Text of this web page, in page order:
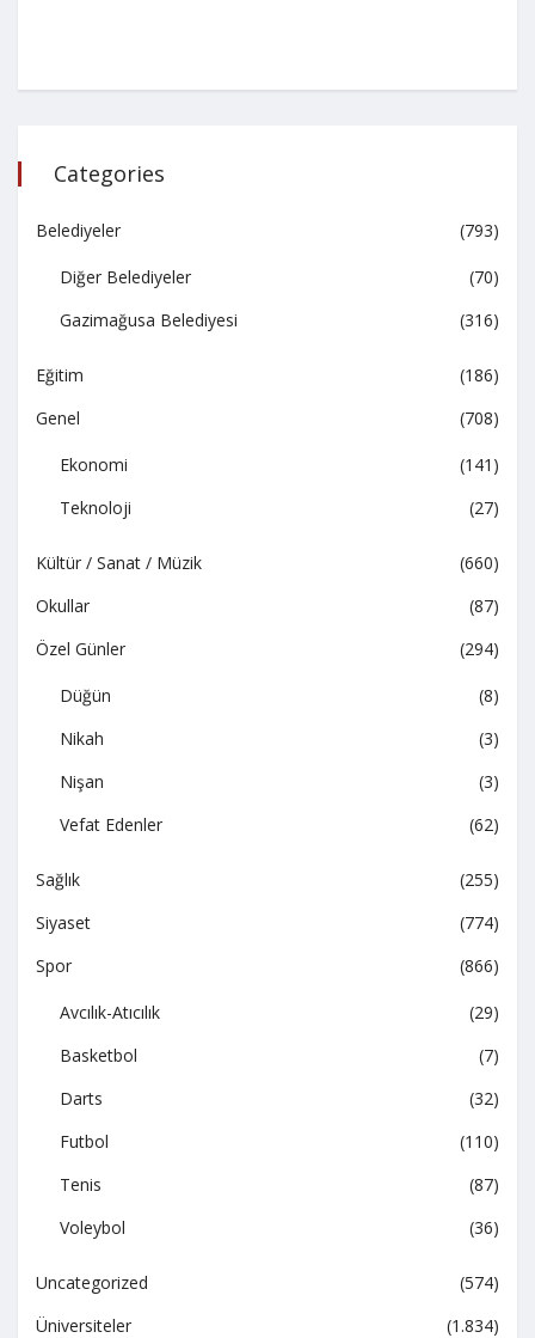
Categories
Belediyeler (793)
Diğer Belediyeler
(70)
Gazimağusa Belediyesi
(316)
Eğitim
(186)
Genel
(708)
Ekonomi
(141)
Teknoloji
(27)
Kültür / Sanat / Müzik
(660)
Okullar
(87)
Özel Günler
(294)
Düğün
(8)
Nikah
(3)
Nişan
(3)
Vefat Edenler
(62)
Sağlık
(255)
Siyaset
(774)
Spor
(866)
Avcılık-Atıcılık
(29)
Basketbol
(7)
Darts
(32)
Futbol
(110)
Tenis
(87)
Voleybol
(36)
Uncategorized
(574)
Üniversiteler
(1.834)